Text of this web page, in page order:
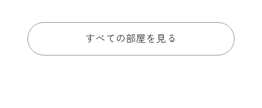
すべての部屋を見る